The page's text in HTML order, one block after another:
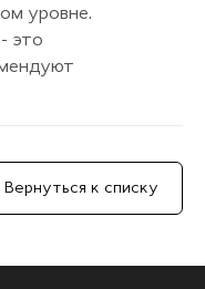
уровне.
это
Вернуться к списку